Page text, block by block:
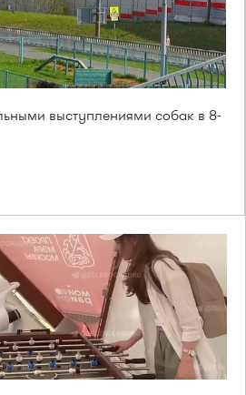
выступлениями собак в 8-